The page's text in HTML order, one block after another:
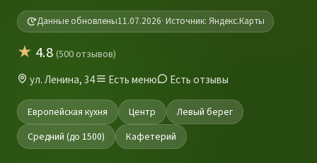
Данные обновлены11.07.2026· Источник: Яндекс.Карты
★ 4.8(500 отзывов)
ул. Ленина, 34 Есть меню Есть отзывы
Европейская кухня Центр
Левый берег
Средний (до 1500)
Кафетерий